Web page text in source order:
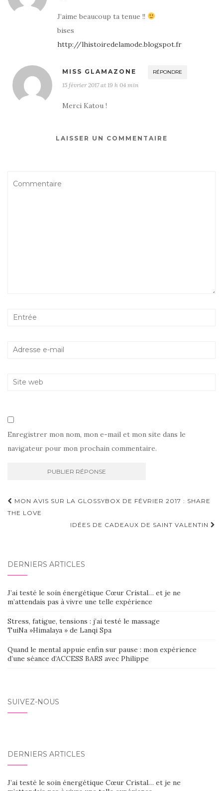
J’aime beaucoup ta tenue !!
bises
http://lhistoiredelamode.blogspot.fr
MISS GLAMAZONE RÉPONDRE
15 février 2017 at 19 h 04 min
Merci Katou !
LAISSER UN COMMENTAIRE
Enregistrer mon nom, mon e-mail et mon site dans le
navigateur pour mon prochain commentaire.
Navigation
d'article
MON AVIS SUR LA GLOSSYBOX DE FÉVRIER 2017 : SHARE
THE LOVE
IDÉES DE CADEAUX DE SAINT VALENTIN
DERNIERS ARTICLES
J’ai testé le soin énergétique Cœur Cristal… et je ne
m’attendais pas à vivre une telle expérience
Stress, fatigue, tensions : j’ai testé le massage
TuiNa »Himalaya » de Lanqi Spa
Quand le mental appuie enfin sur pause : mon expérience
d’une séance d’ACCESS BARS avec Philippe
SUIVEZ-NOUS
DERNIERS ARTICLES
J’ai testé le soin énergétique Cœur Cristal… et je ne